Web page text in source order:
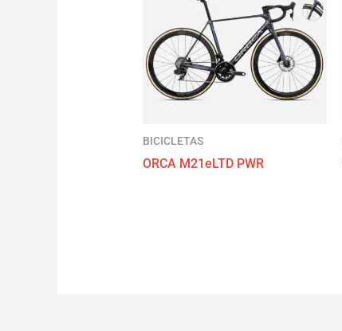
BICICLETAS
ORCA M21eLTD PWR